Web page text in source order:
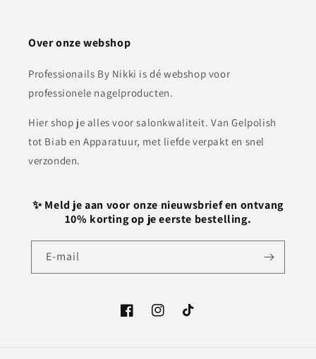
Over onze webshop
Professionails By Nikki is dé webshop voor
professionele nagelproducten.
Hier shop je alles voor salonkwaliteit. Van Gelpolish
tot Biab en Apparatuur, met liefde verpakt en snel
verzonden.
✨ Meld je aan voor onze nieuwsbrief en ontvang
10% korting op je eerste bestelling.
E‑mail
FacebookInstagramTikTok